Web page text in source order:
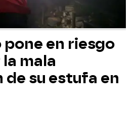
pone en riesgo
mala
su estufa en